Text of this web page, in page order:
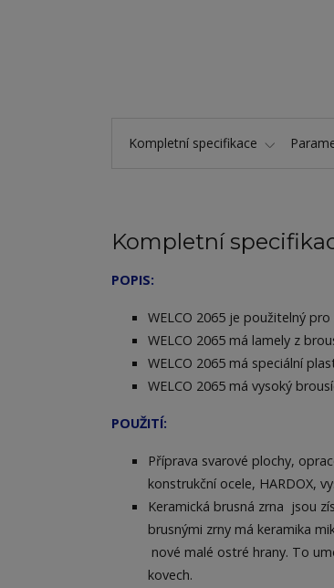
Kompletní specifikace
Kompletní
POPIS:
WELCO 2065 je použitelný
WELCO 2065 má lamely z
WELCO 2065 má speciální
WELCO 2065 má vysoký
POUŽITÍ:
Příprava svarové plochy,
konstrukční ocele, HARDOX,
Keramická brusná zrna jsou
brusnými zrny má keramika
nové malé ostré hrany. To
kovech.